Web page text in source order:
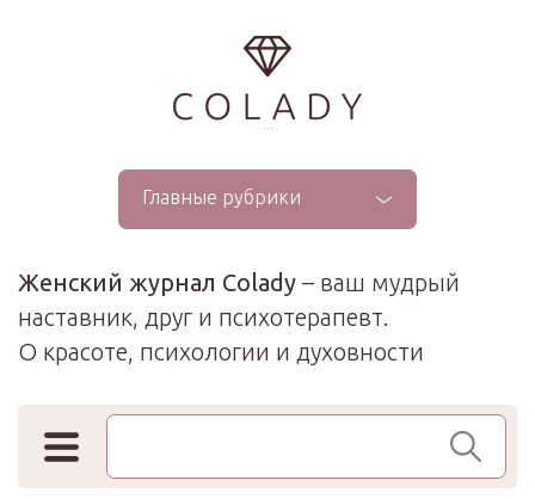
...
Главные рубрики
Женский журнал Colady – ваш мудрый
наставник, друг и психотерапевт.
О красоте, психологии и духовности
Поиск по сайту